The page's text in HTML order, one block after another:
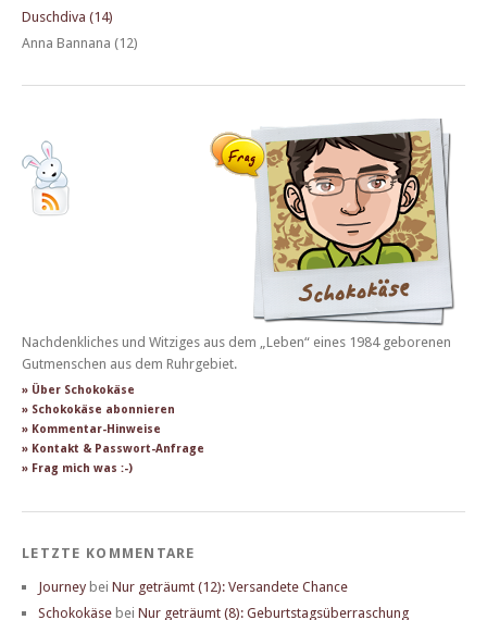
Duschdiva (14)
Anna Bannana (12)
Nachdenkliches und Witziges aus dem „Leben“ eines 1984 geborenen
Gutmenschen aus dem Ruhrgebiet.
» Über Schokokäse
» Schokokäse abonnieren
» Kommentar-Hinweise
» Kontakt & Passwort-Anfrage
» Frag mich was :-)
LETZTE KOMMENTARE
Journey bei Nur geträumt (12): Versandete Chance
Schokokäse bei Nur geträumt (8): Geburtstagsüberraschung